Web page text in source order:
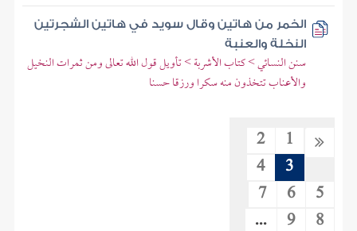
الخمر من هاتين وقال سويد في هاتين الشجرتين
النخلة والعنبة
سنن النسائي > كتاب الأشربة > تأويل قول الله تعالى ومن ثمرات النخيل
والأعناب تتخذون منه سكرا ورزقا حسنا
1
2
3
4
5
6
7
8
9
...